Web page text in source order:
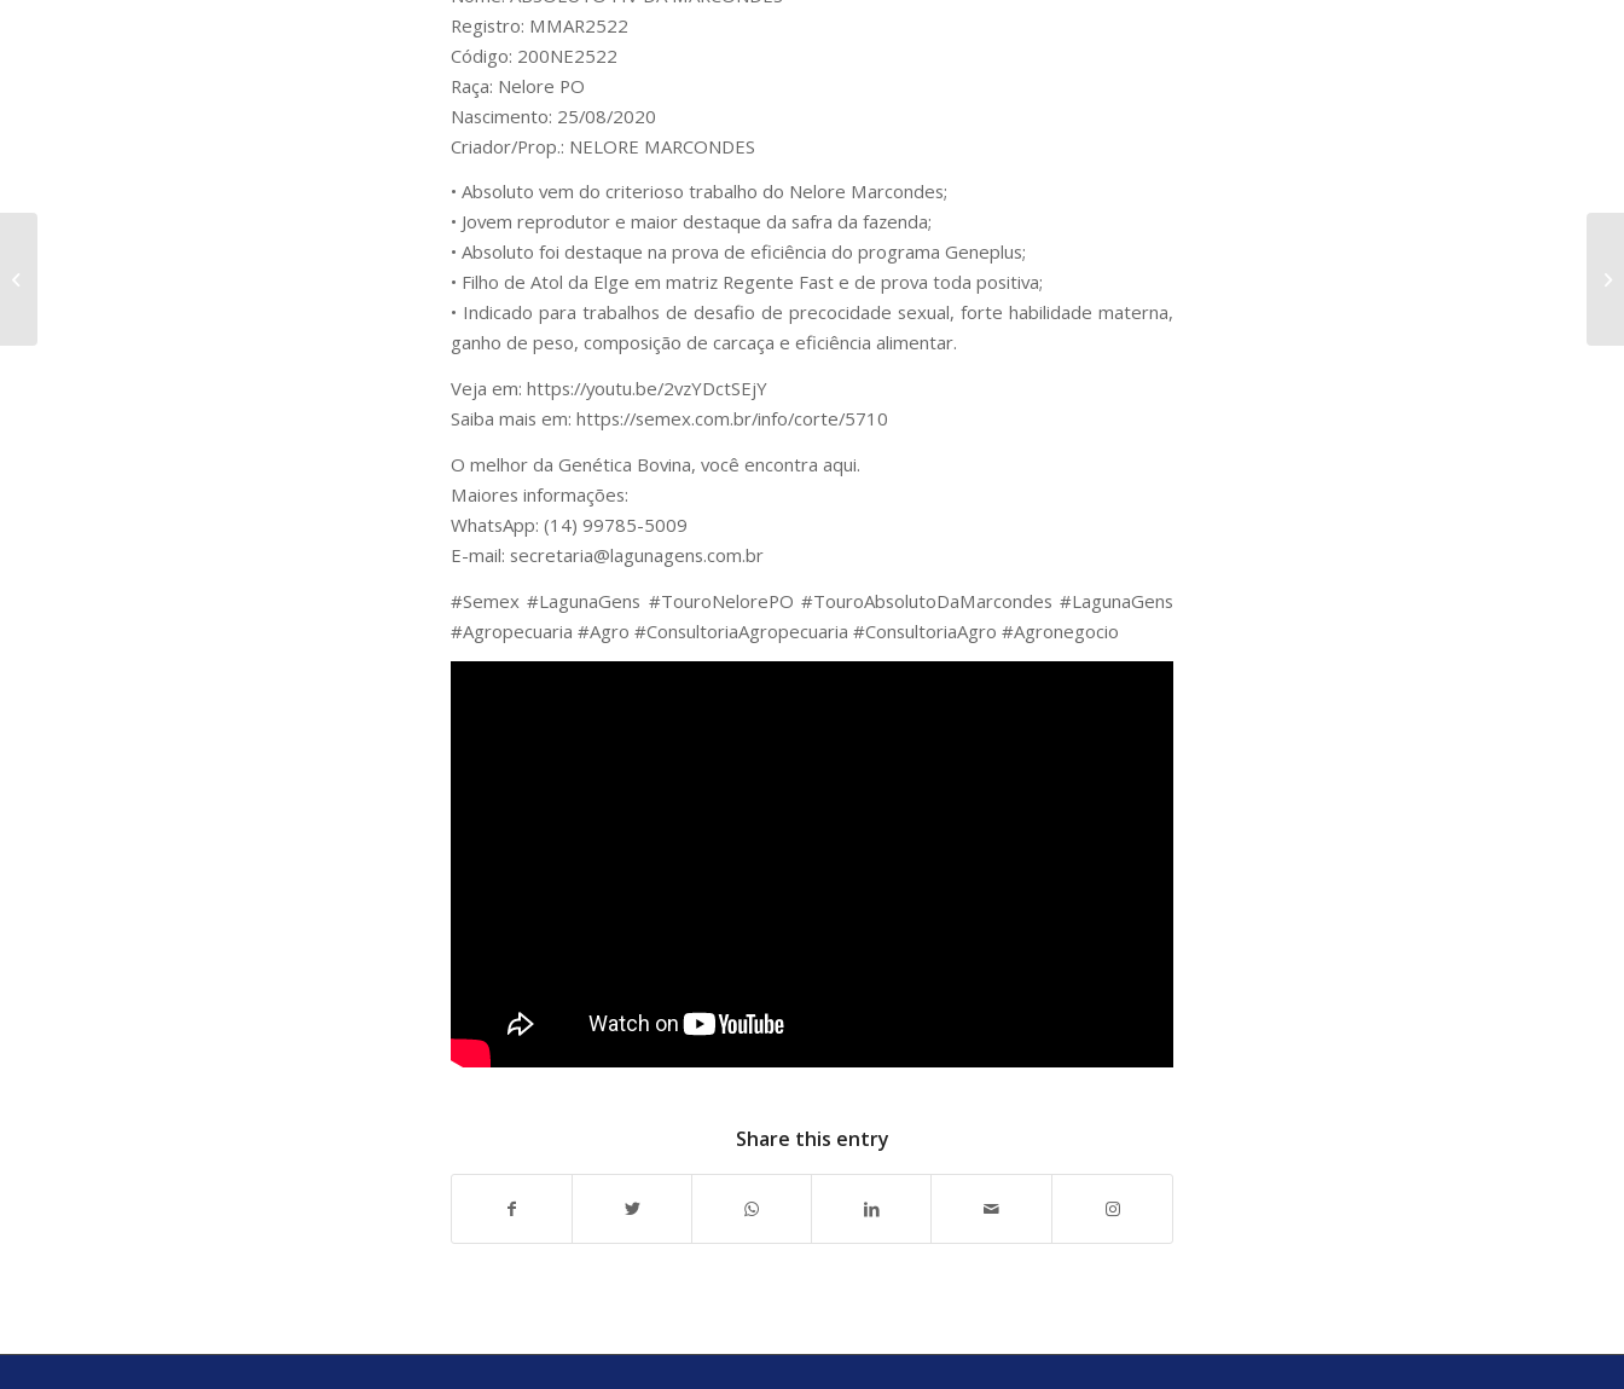
Registro: MMAR2522
Código: 200NE2522
Raça: Nelore PO
Nascimento: 25/08/2020
Criador/Prop.: NELORE MARCONDES
• Absoluto vem do criterioso trabalho do Nelore Marcondes;
• Jovem reprodutor e maior destaque da safra da fazenda;
• Absoluto foi destaque na prova de eficiência do programa Geneplus;
• Filho de Atol da Elge em matriz Regente Fast e de prova toda positiva;
• Indicado para trabalhos de desafio de precocidade sexual, forte habilidade materna,
ganho de peso, composição de carcaça e eficiência alimentar.
Veja em: https://youtu.be/2vzYDctSEjY
Saiba mais em: https://semex.com.br/info/corte/5710
O melhor da Genética Bovina, você encontra aqui.
Maiores informações:
WhatsApp: (14) 99785-5009
E-mail: secretaria@lagunagens.com.br
#Semex #LagunaGens #TouroNelorePO #TouroAbsolutoDaMarcondes #LagunaGens
#Agropecuaria #Agro #ConsultoriaAgropecuaria #ConsultoriaAgro #Agronegocio
Share this entry